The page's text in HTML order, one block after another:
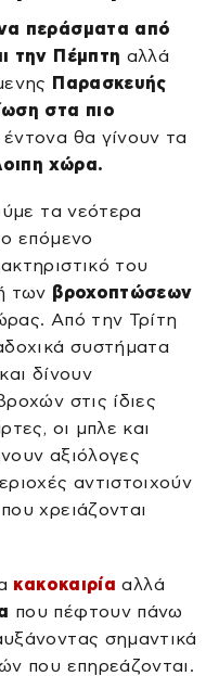
περάσματα από
την Πέμπτη αλλά
Παρασκευής
στα πιο
έντονα θα γίνουν τα
χώρα.
τα νεότερα
επόμενο
του
των βροχοπτώσεων
Από την Τρίτη
συστήματα
δίνουν
στις ίδιες
οι μπλε και
αξιόλογες
αντιστοιχούν
χρειάζονται
κακοκαιρία αλλά
που πέφτουν πάνω
σημαντικά
που επηρεάζονται.